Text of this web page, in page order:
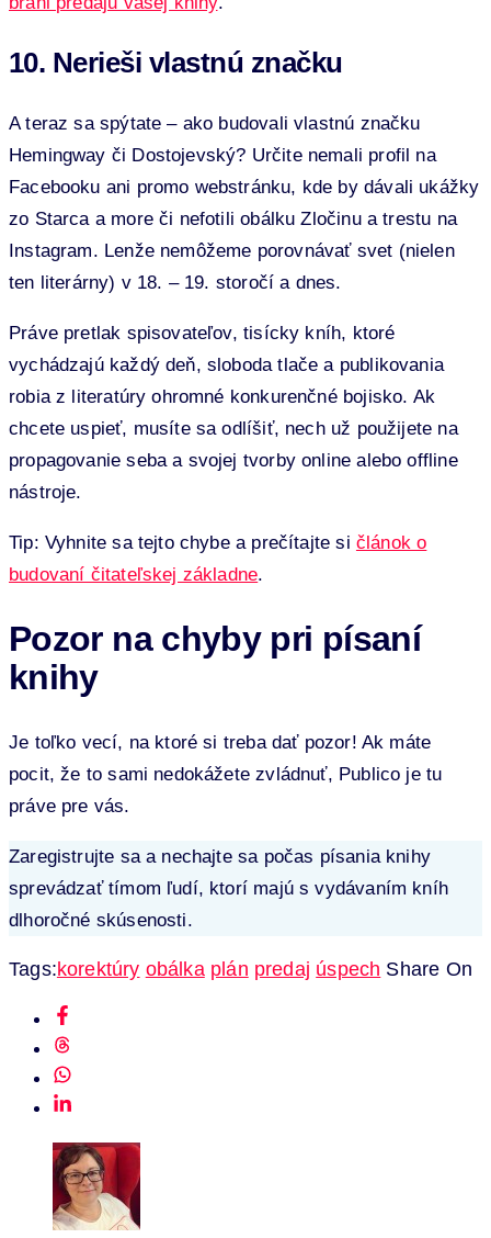
10. Nerieši vlastnú značku
A teraz sa spýtate – ako budovali vlastnú značku
Hemingway či Dostojevský? Určite nemali profil na
Facebooku ani promo webstránku, kde by dávali ukážky
zo Starca a more či nefotili obálku Zločinu a trestu na
Instagram. Lenže nemôžeme porovnávať svet (nielen
ten literárny) v 18. – 19. storočí a dnes.
Práve pretlak spisovateľov, tisícky kníh, ktoré
vychádzajú každý deň, sloboda tlače a publikovania
robia z literatúry ohromné konkurenčné bojisko. Ak
chcete uspieť, musíte sa odlíšiť, nech už použijete na
propagovanie seba a svojej tvorby online alebo offline
nástroje.
Tip: Vyhnite sa tejto chybe a prečítajte si článok o
budovaní čitateľskej základne.
Pozor na chyby pri písaní
knihy
Je toľko vecí, na ktoré si treba dať pozor! Ak máte
pocit, že to sami nedokážete zvládnuť, Publico je tu
práve pre vás.
Zaregistrujte sa a nechajte sa počas písania knihy
sprevádzať tímom ľudí, ktorí majú s vydávaním kníh
dlhoročné skúsenosti.
Tags:korektúry obálka plán predaj úspech Share On